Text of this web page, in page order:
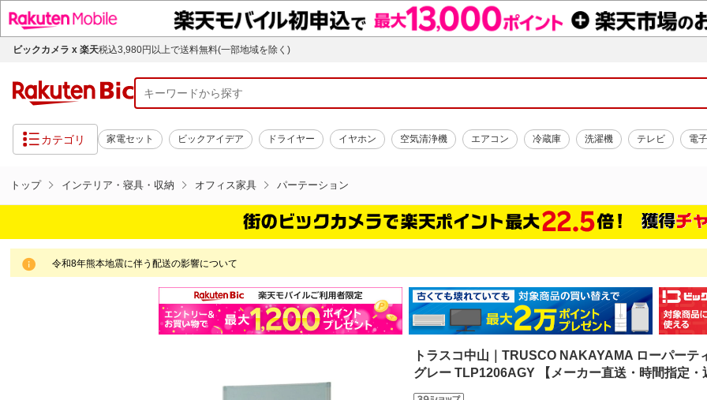
ビックカメラ x 楽天税込3,980円以上で送料無料(一部地域を除く)
カテゴリ 家電セット ビックアイデア ドライヤー イヤホン 空気清浄機 エアコン 冷蔵庫 洗濯機 テレビ 電
トップ インテリア・寝具・収納 オフィス家具 パーテーション
令和8年熊本地震に伴う配送の影響について
トラスコ中山｜TRUSCO NAKAYAMA ローパーテ
グレー TLP1206AGY 【メーカー直送・時間指定・